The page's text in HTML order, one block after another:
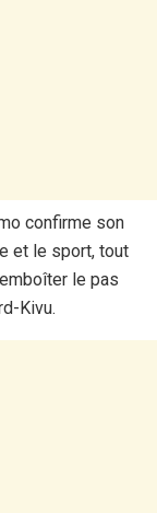
confirme son
et le sport, tout
le pas
Kivu.